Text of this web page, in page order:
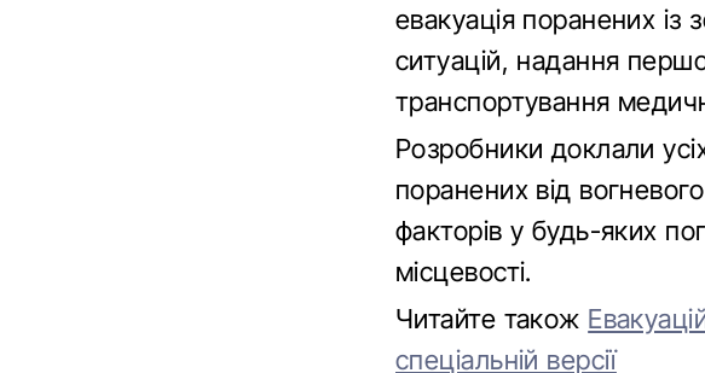
евакуація поранених із
ситуацій, надання
транспортування
Розробники доклали
поранених від
факторів у будь-яких
місцевості.
Читайте також
спеціальній версії